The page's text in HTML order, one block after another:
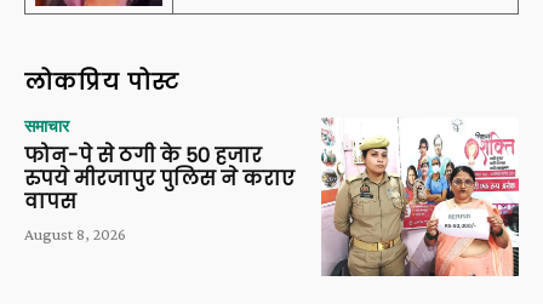
लोकप्रिय पोस्ट
समाचार
फोन-पे से ठगी के 50 हजार
रुपये मीरजापुर पुलिस ने कराए
वापस
August 8, 2026